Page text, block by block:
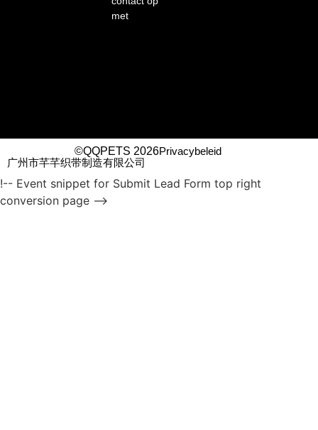
met
©QQPETS 2026Privacybeleid
广州市芊芊织带制造有限公司
!-- Event snippet for Submit Lead Form top right
conversion page -->